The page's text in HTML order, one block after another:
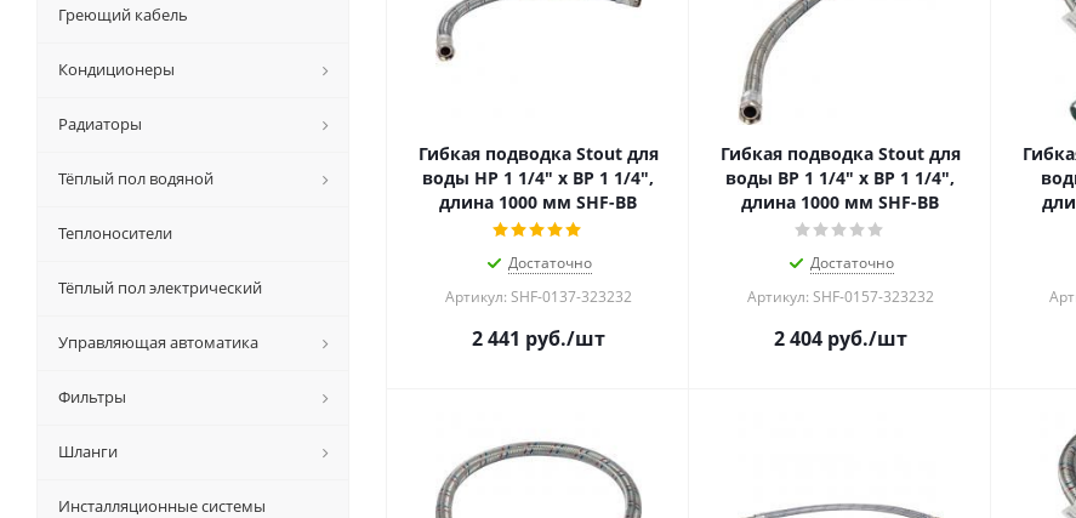
Гибкая подводка Stout для
воды НР 1 1/4" х ВР 1 1/4",
длина 1000 мм SHF-ВB
Достаточно
Артикул: SHF-0137-323232
2 441 руб./шт
Гибкая подводка Stout для
воды ВР 1 1/4" х ВР 1 1/4",
длина 1000 мм SHF-ВB
Достаточно
Артикул: SHF-0157-323232
2 404руб./шт
Греющий кабель
Кондиционеры
Радиаторы
Тёплый пол водяной
Теплоносители
Тёплый пол электрический
Управляющая автоматика
Фильтры
Шланги
Инсталляционные системы